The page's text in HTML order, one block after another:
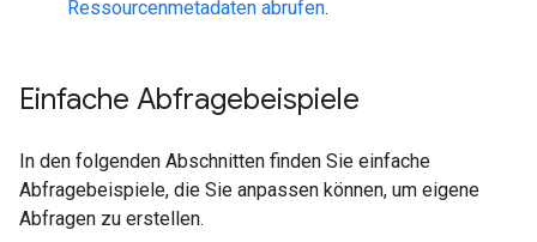
Ressourcenmetadaten abrufen.
Einfache Abfragebeispiele
In den folgenden Abschnitten finden Sie einfache
Abfragebeispiele, die Sie anpassen können, um eigene
Abfragen zu erstellen.